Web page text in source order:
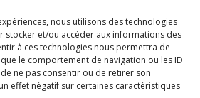
nous utilisons des technologies
stocker et/ou accéder aux informations des
à ces technologies nous permettra de
le comportement de navigation ou les ID
ne pas consentir ou de retirer son
effet négatif sur certaines caractéristiques
visuel